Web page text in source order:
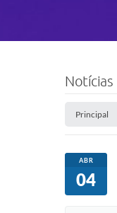
Notícias
Principal
ABR
04